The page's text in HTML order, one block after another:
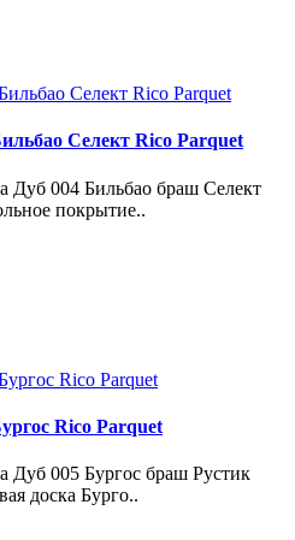
Селект Rico Parquet
Дуб 004 Бильбао браш Селект
покрытие..
Rico Parquet
Дуб 005 Бургос браш Рустик
доска Бурго..